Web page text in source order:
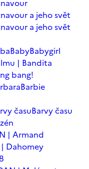
a jeho svět
a jeho svět
BabyBabygirl
| Bandita
bang!
Barbie
časuBarvy času
| Armand
Dahomey